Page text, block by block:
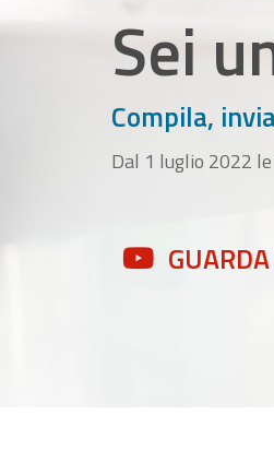
Sei
Compila,
Dal 1 luglio 2022